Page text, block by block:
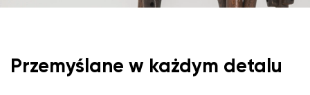
Przemyślane w każdym detalu